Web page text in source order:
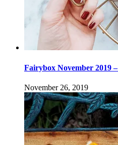
Fairybox November 2019
November 26, 2019